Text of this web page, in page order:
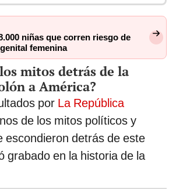
niñas que corren riesgo de
femenina
mitos detrás de la
a América?
por La República
de los mitos políticos y
escondieron detrás de este
grabado en la historia de la